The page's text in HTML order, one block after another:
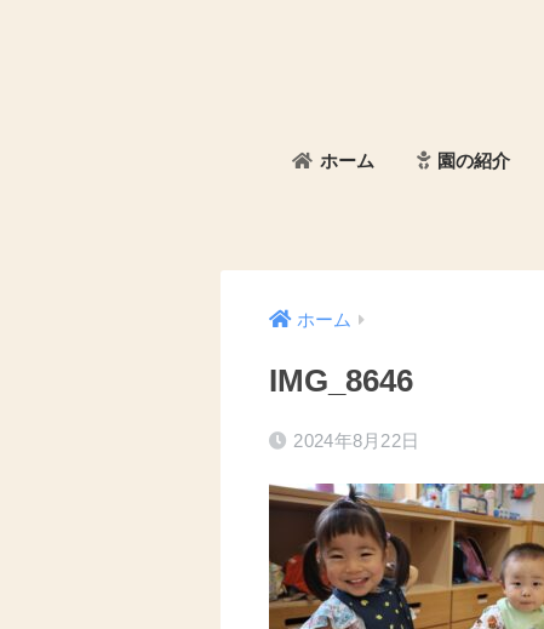
ホーム 園の紹介
ホーム
IMG_8646
2024年8月22日